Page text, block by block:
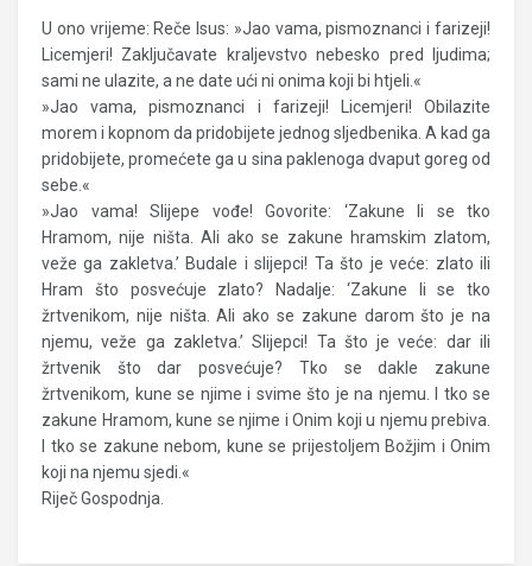
U ono vrijeme: Reče Isus: »Jao vama, pismoznanci i farizeji!
Licemjeri! Zaključavate kraljevstvo nebesko pred ljudima;
sami ne ulazite, a ne date ući ni onima koji bi htjeli.«
»Jao vama, pismoznanci i farizeji! Licemjeri! Obilazite
morem i kopnom da pridobijete jednog sljedbenika. A kad ga
pridobijete, promećete ga u sina paklenoga dvaput goreg od
sebe.«
»Jao vama! Slijepe vođe! Govorite: ‘Zakune li se tko
Hramom, nije ništa. Ali ako se zakune hramskim zlatom,
veže ga zakletva.’ Budale i slijepci! Ta što je veće: zlato ili
Hram što posvećuje zlato? Nadalje: ‘Zakune li se tko
žrtvenikom, nije ništa. Ali ako se zakune darom što je na
njemu, veže ga zakletva.’ Slijepci! Ta što je veće: dar ili
žrtvenik što dar posvećuje? Tko se dakle zakune
žrtvenikom, kune se njime i svime što je na njemu. I tko se
zakune Hramom, kune se njime i Onim koji u njemu prebiva.
I tko se zakune nebom, kune se prijestoljem Božjim i Onim
koji na njemu sjedi.«
Riječ Gospodnja.